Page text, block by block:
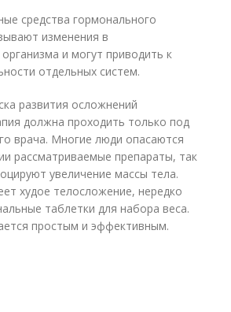
средства гормонального
изменения в
и могут приводить к
отдельных систем.
развития осложнений
должна проходить только под
врача. Многие люди опасаются
рассматриваемые препараты, так
увеличение массы тела.
худое телосложение, нередко
таблетки для набора веса.
простым и эффективным.